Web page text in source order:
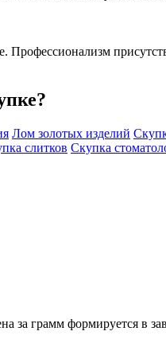
Лом золотых изделий
слитков Скупка
за грамм формируется в